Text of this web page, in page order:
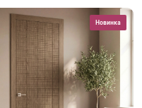
Новинка